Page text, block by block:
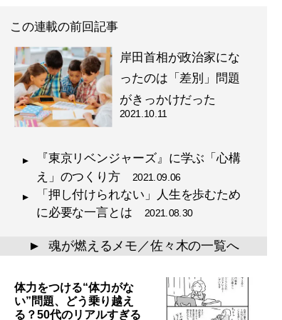
この連載の前回記事
岸田首相が政治家にな
ったのは「差別」問題
がきっかけだった
2021.10.11
『東京リベンジャーズ』に学ぶ「心構
え」のつくり方
2021.09.06
「押し付けられない」人生を歩むため
に必要な一言とは 2021.08.30
▲ 魂が燃えるメモ／佐々木の一覧へ
体力をつける“体力がな
い”問題、どう乗り越え
る？50代のリアルすぎる